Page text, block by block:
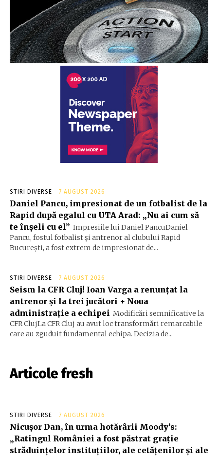
STIRI DIVERSE 7 AUGUST 2026
Daniel Pancu, impresionat de un fotbalist de la
Rapid după egalul cu UTA Arad: „Nu ai cum să
te înșeli cu el” Impresiile lui Daniel PancuDaniel
Pancu, fostul fotbalist și antrenor al clubului Rapid
București, a fost extrem de impresionat de...
STIRI DIVERSE 7 AUGUST 2026
Seism la CFR Cluj! Ioan Varga a renunțat la
antrenor și la trei jucători + Noua
administrație a echipei Modificări semnificative la
CFR ClujLa CFR Cluj au avut loc transformări remarcabile
care au zguduit fundamental echipa. Decizia de...
Articole fresh
STIRI DIVERSE 7 AUGUST 2026
Nicușor Dan, în urma hotărârii Moody’s:
„Ratingul României a fost păstrat grație
străduințelor instituțiilor, ale cetățenilor și ale